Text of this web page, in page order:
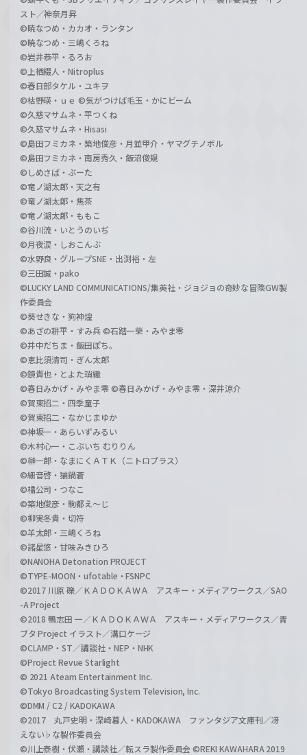
スト／神奈月昇
©暁なつめ・カカオ・ランタン
©暁なつめ・三嶋くろね
©岩井恭平・るろお
©上栖綴人・Nitroplus
©春日部タケル・ユキヲ
©枯野瑛・ｕｅ ©気がつけば毛玉・かにビーム
©久慈マサムネ・平つくね
©久慈マサムネ・Hisasi
©島田フミカネ・築地俊彦・月並甲介・ヤマグチノボル
©島田フミカネ・南房秀久・飯沼俊規
©しめさば・ぶーた
©竜ノ湖太郎・天之有
©竜ノ湖太郎・焦茶
©竜ノ湖太郎・ももこ
©谷川流・いとうのいぢ
©月夜涙・しおこんぶ
©水野良・グループSNE・出渕裕・左
©三田誠・pako
©LUCKY LAND COMMUNICATIONS/集英社・ジョジョの奇妙な冒険GW製
作委員会
©葵せきな・狗神煌
©あざの耕平・すみ兵 ©石踏一榮・みやま零
©井中だちま・飯田ぽち。
©恵比須清司・ぎん太郎
©鏡貴也・とよた瑣織
©春日みかげ・みやま零 ©春日みかげ・みやま零・深井涼介
©賀東招二・四季童子
©賀東招二・なかじまゆか
©神坂一・あらいずみるい
©木村心一・こぶいち むりりん
©榊一郎・なまにくＡＴＫ（ニトロプラス）
©細音啓・猫鍋蒼
©橘公司・つなこ
©築地俊彦・駒都え～じ
©柳実冬貴・切符
©羊太郎・三嶋くろね
©諸星悠・甘味みきひろ
©NANOHA Detonation PROJECT
©TYPE-MOON・ufotable・FSNPC
©2017 川原 礫／ＫＡＤＯＫＡＷＡ アスキー・メディアワークス／SAO
-A Project
©2018 鴨志田 一／ＫＡＤＯＫＡＷＡ アスキー・メディアワークス／青
ブタ Project イラスト／溝口ケージ
©CLAMP・ST／講談社・NEP・NHK
©Project Revue Starlight
© 2021 Ateam Entertainment Inc.
©Tokyo Broadcasting System Television, Inc.
©DMM / C2 / KADOKAWA
©2017 丸戸史明・深崎暮人・KADOKAWA ファンタジア文庫刊／冴
えない♭な製作委員会
©川上泰樹・伏瀬・講談社／転スラ製作委員会 ©REKI KAWAHARA 2019